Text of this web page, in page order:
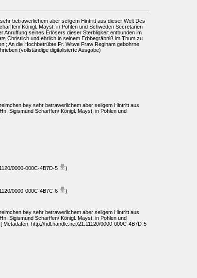
betrawerlichem aber seligem Hintritt aus dieser Welt Des
Königl. Mayst. in Pohlen und Schweden Secretarien
Anruffung seines Erlösers dieser Sterbligkeit entbunden im
Christlich und ehrlich in seinem Erbbegräbniß im Thum zu
; An die Hochbetrübte Fr. Witwe Fraw Reginam gebohrne
(vollständige digitalisierte Ausgabe)
bey sehr betrawerlichem aber seligem Hintritt aus
Sigismund Scharffen/ Königl. Mayst. in Pohlen und
0000-000C-4B7D-5
)
0000-000C-4B7C-6
)
bey sehr betrawerlichem aber seligem Hintritt aus
Sigismund Scharffen/ Königl. Mayst. in Pohlen und
http://hdl.handle.net/21.11120/0000-000C-4B7D-5